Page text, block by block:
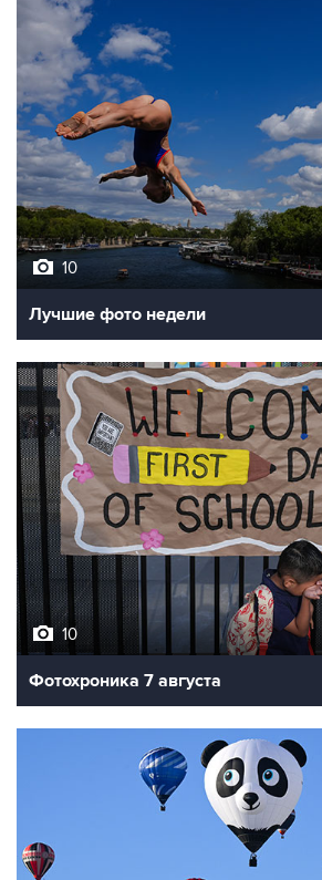
10
Лучшие фото недели
10
Фотохроника 7 августа